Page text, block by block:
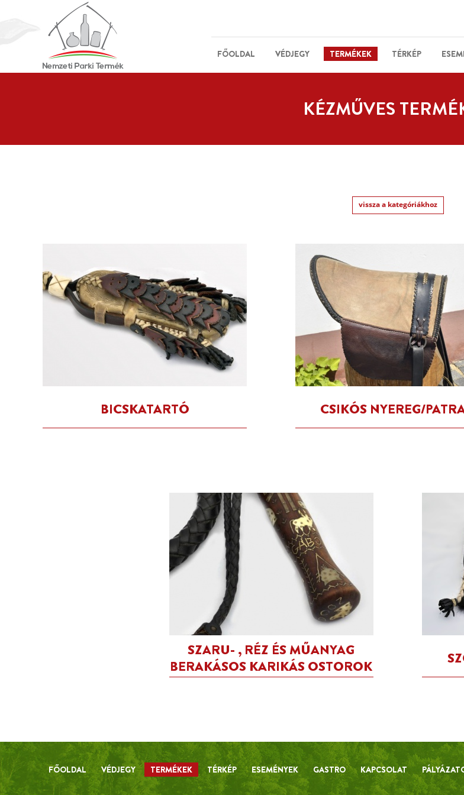
FŐOLDAL VÉDJEGY TERMÉKEK TÉRKÉP
KÉZMŰVES
vissza a kategóriákhoz
BICSKATARTÓ CSIKÓS NYEREG/
SZARU- , RÉZ ÉS MŰANYAG
BERAKÁSOS KARIKÁS OSTOROK
FŐOLDAL VÉDJEGY TERMÉKEK TÉRKÉP ESEMÉNYEK GASTRO KAPCSOLAT